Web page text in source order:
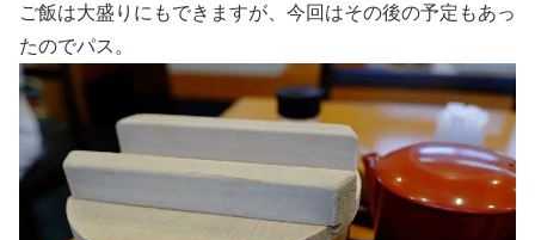
ご飯は大盛りにもできますが、今回はその後の予定もあっ
たのでパス。